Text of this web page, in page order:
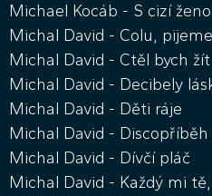
Michael Kocáb - S cizí
Michal David - Colu,
Michal David - Ctěl bych žít
Michal David - Decibely
Michal David - Děti ráje
Michal David - Discopříběh
Michal David - Dívčí pláč
Michal David - Každý mi